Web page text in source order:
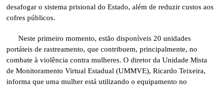
desafogar o sistema prisional do Estado, além de reduzir custos aos
cofres públicos.
Neste primeiro momento, estão disponíveis 20 unidades
portáteis de rastreamento, que contribuem, principalmente, no
combate à violência contra mulheres. O diretor da Unidade Mista
de Monitoramento Virtual Estadual (UMMVE), Ricardo Teixeira,
informa que uma mulher está utilizando o equipamento no